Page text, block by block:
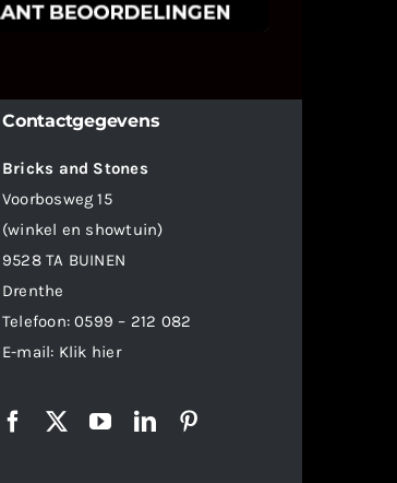
Contactgegevens
Bricks and Stones
Voorbosweg 15
(winkel en showtuin)
9528 TA BUINEN
Drenthe
Telefoon:0599 – 212 082
E-mail: Klik hier